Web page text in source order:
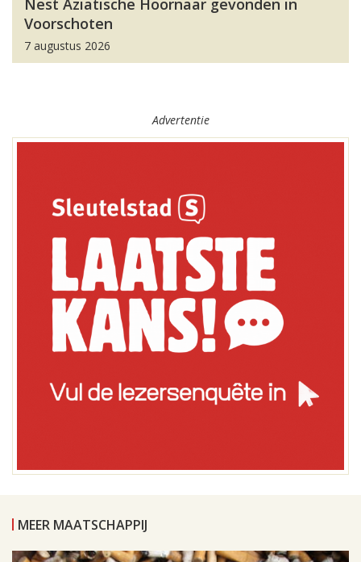
Nest Aziatische Hoornaar gevonden in
Voorschoten
7 augustus 2026
Advertentie
MEER MAATSCHAPPIJ